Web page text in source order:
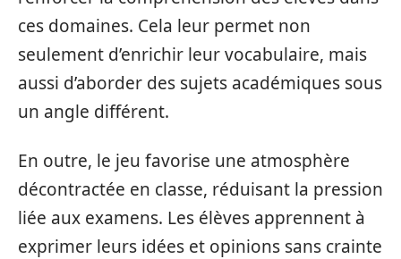
ces domaines. Cela leur permet non
seulement d’enrichir leur vocabulaire, mais
aussi d’aborder des sujets académiques sous
un angle différent.
En outre, le jeu favorise une atmosphère
décontractée en classe, réduisant la pression
liée aux examens. Les élèves apprennent à
exprimer leurs idées et opinions sans crainte